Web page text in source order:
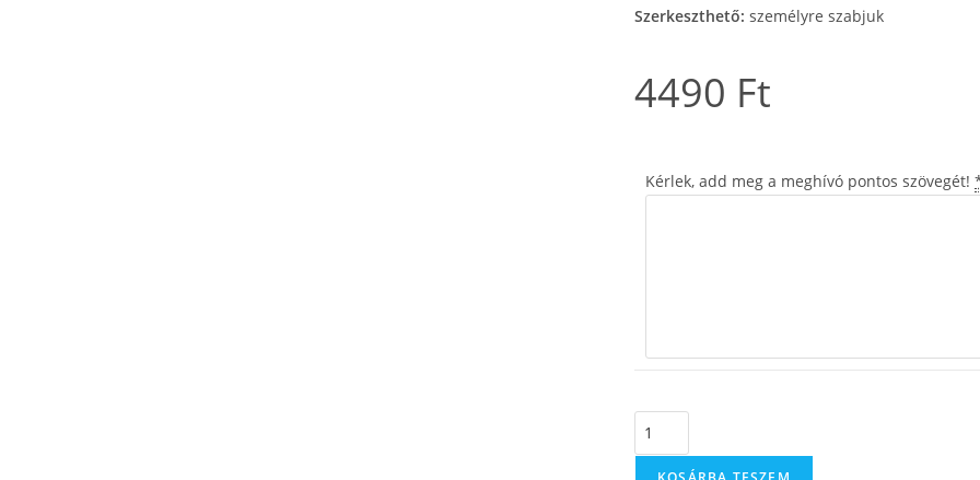
Szerkeszthető: személyre szabjuk
4490 Ft
Kérlek, add meg a meghívó pontos szövegét!